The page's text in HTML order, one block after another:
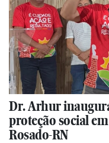
Dr. Arhur
proteção social
Rosado-RN